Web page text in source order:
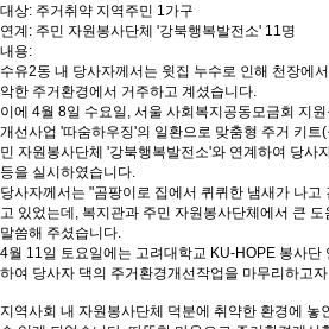
대상: 주거취약 지역주민 1가구
연계: 주민 자원봉사단체 '강북행복발전소' 11명
내용:
수유2동 내 당사자께서는 윗집 누수로 인해 천장에
악한 주거환경에서 거주하고 계셨습니다.
이에 4월 8일 수요일, 서울 사회복지공동모금회 지
개선사업 '따숨하우징'의 일환으로 맞춤형 주거 키
민 자원봉사단체 '강북행복발전소'와 연계하여 당사
등을 실시하였습니다.
당사자께서는 "곰팡이로 집에서 퀴퀴한 냄새가 나
고 있었는데, 복지관과 주민 자원봉사단체에서 큰
말씀해 주셨습니다.
4월 11일 토요일에는 고려대학교 KU-HOPE 봉사단
하여 당사자 댁의 주거환경개선작업을 마무리하고자
지역사회 내 자원봉사단체 덕분에 취약한 환경에 놓